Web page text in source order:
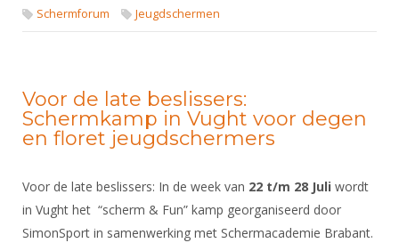
Schermforum Jeugdschermen
Voor de late beslissers:
Schermkamp in Vught voor degen
en floret jeugdschermers
Voor de late beslissers: In de week van 22 t/m 28 Juli wordt
in Vught het “scherm & Fun” kamp georganiseerd door
SimonSport in samenwerking met Schermacademie Brabant.